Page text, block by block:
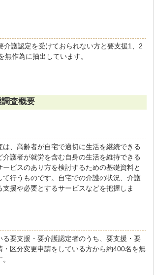
護認定を受けておられない方と要支援1、2
無作為に抽出しています。
査概要
、高齢者が自宅で適切に生活を継続できる
介護者が就労を含む自身の生活を維持できる
ービスのあり方を検討するための基礎資料と
て行うものです。自宅での介護の状況、介護
支援や必要とするサービスなどを把握しま
要支援・要介護認定者のうち、要支援・要
・区分変更申請をしている方から約400名を無